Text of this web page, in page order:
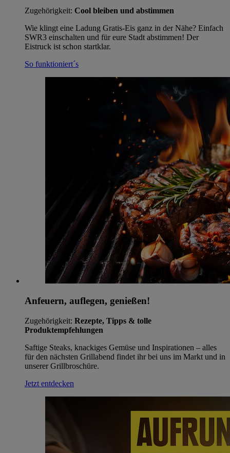
Zugehörigkeit: Cool bleiben und abstimmen
Wie klingt eine Ladung Gratis-Eis ganz in der Nähe? Einfach
SWR3 einschalten und für eure Stadt abstimmen! Der
Eistruck ist schon startklar.
So funktioniert´s
Anfeuern, auflegen, genießen!
Zugehörigkeit: Rezepte, Tipps & tolle
Produktempfehlungen
Saftige Steaks, knackiges Gemüse und Inspirationen – alles
für den nächsten Grillabend findet ihr bei uns im Markt und in
unserer Grillbroschüre.
Jetzt entdecken